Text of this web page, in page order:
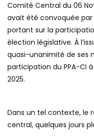
Comité Central du 06
avait été convoquée par
portant sur la
élection législative. À
quasi-unanimité de ses
participation du PPA-CI
2025.
Dans un tel contexte, le
central, quelques jours